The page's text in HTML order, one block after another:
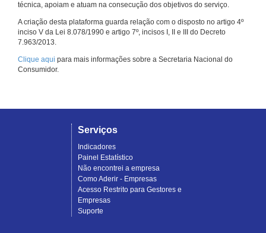
técnica, apoiam e atuam na consecução dos objetivos do serviço.
A criação desta plataforma guarda relação com o disposto no artigo 4º
inciso V da Lei 8.078/1990 e artigo 7º, incisos I, II e III do Decreto
7.963/2013.
Clique aqui para mais informações sobre a Secretaria Nacional do
Consumidor.
Serviços
Indicadores
Painel Estatístico
Não encontrei a empresa
Como Aderir - Empresas
Acesso Restrito para Gestores e
Empresas
Suporte